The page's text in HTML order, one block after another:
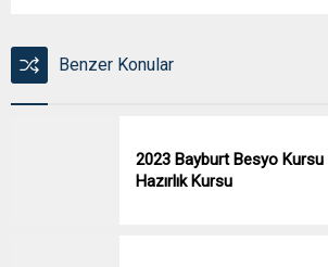
Benzer Konular
2023 Bayburt Besyo
Hazırlık Kursu